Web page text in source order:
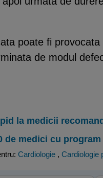
poate fi provocata
de modul
la medicii
de medici cu
Cardiologie , Cardiologie